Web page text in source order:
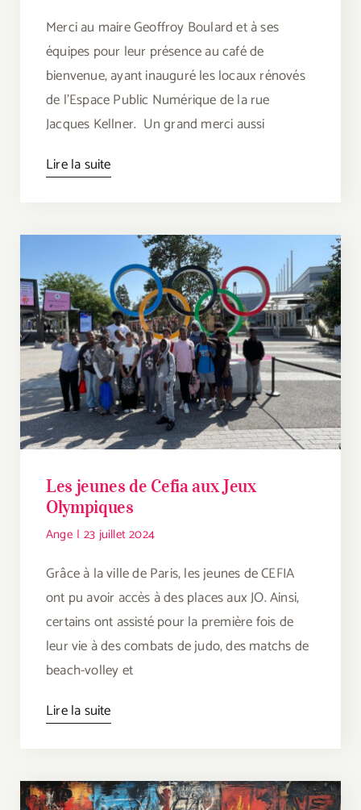
Merci au maire Geoffroy Boulard et à ses
équipes pour leur présence au café de
bienvenue, ayant inauguré les locaux rénovés
de l’Espace Public Numérique de la rue
Jacques Kellner. Un grand merci aussi
Lire la suite
Les jeunes de Cefia aux Jeux
Olympiques
Ange | 23 juillet 2024
Grâce à la ville de Paris, les jeunes de CEFIA
ont pu avoir accès à des places aux JO. Ainsi,
certains ont assisté pour la première fois de
leur vie à des combats de judo, des matchs de
beach-volley et
Lire la suite